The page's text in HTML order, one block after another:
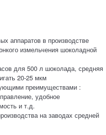
аппаратов в производстве
измельчения шоколадной
для 500 л шоколада, средняя
20-25 мкм
преимуществами :
удобное
и т.д.
на заводах средней